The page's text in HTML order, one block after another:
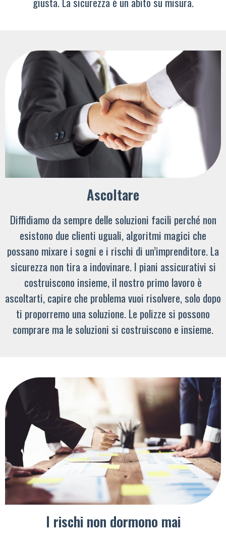
Ascoltare
Diffidiamo da sempre delle soluzioni facili perché non
esistono due clienti uguali, algoritmi magici che
possano mixare i sogni e i rischi di un’imprenditore. La
sicurezza non tira a indovinare. I piani assicurativi si
costruiscono insieme, il nostro primo lavoro è
ascoltarti, capire che problema vuoi risolvere, solo dopo
ti proporremo una soluzione. Le polizze si possono
comprare ma le soluzioni si costruiscono e insieme.
I rischi non dormono mai